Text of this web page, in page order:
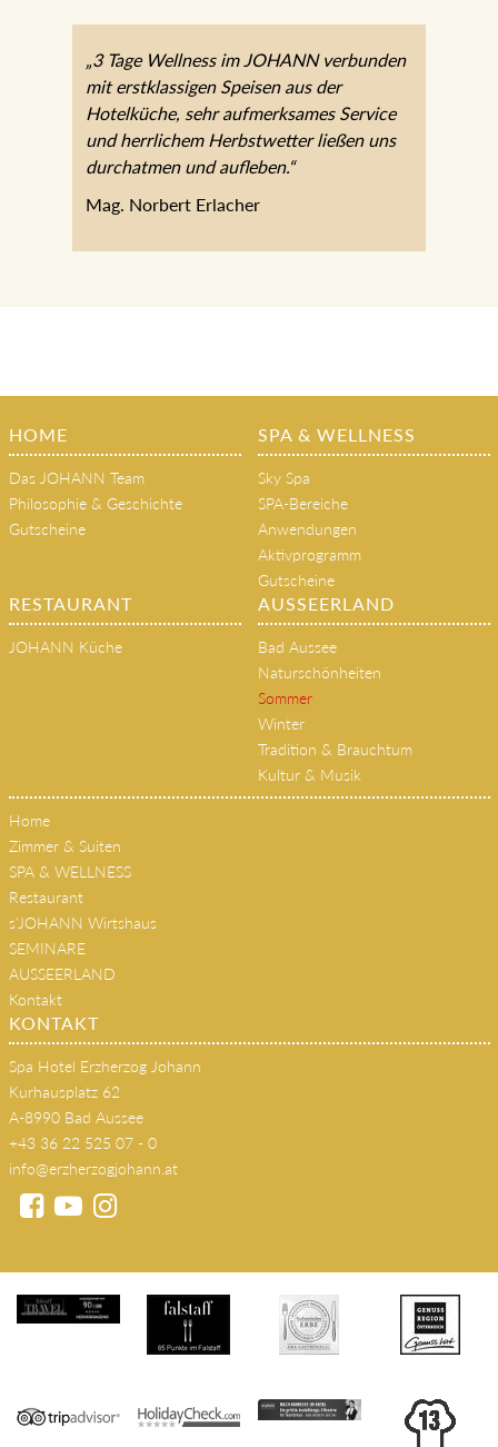
„3 Tage Wellness im JOHANN
verbunden mit erstklassigen Speisen aus
der Hotelküche, sehr aufmerksames
Service und herrlichem Herbstwetter
HOME
Das JOHANN Team
Philosophie & Geschichte
SPA & WELLNESS
Sky Spa
SPA-Bereiche
Anwendungen
Aktivprogramm
Gutscheine
RESTAURANT AUSSEERLAND
Bad Aussee
Naturschönheiten
Sommer
Winter
Tradition & Brauchtum
Kultur & Musik
Home
Zimmer & Suiten
SPA & WELLNESS
Restaurant
s'JOHANN Wirtshaus
SEMINARE
AUSSEERLAND
Kontakt
KONTAKT
Spa Hotel Erzherzog Johann
Kurhausplatz 62
A-8990 Bad Aussee
+43 36 22 525 07 - 0
info@erzherzogjohann.at